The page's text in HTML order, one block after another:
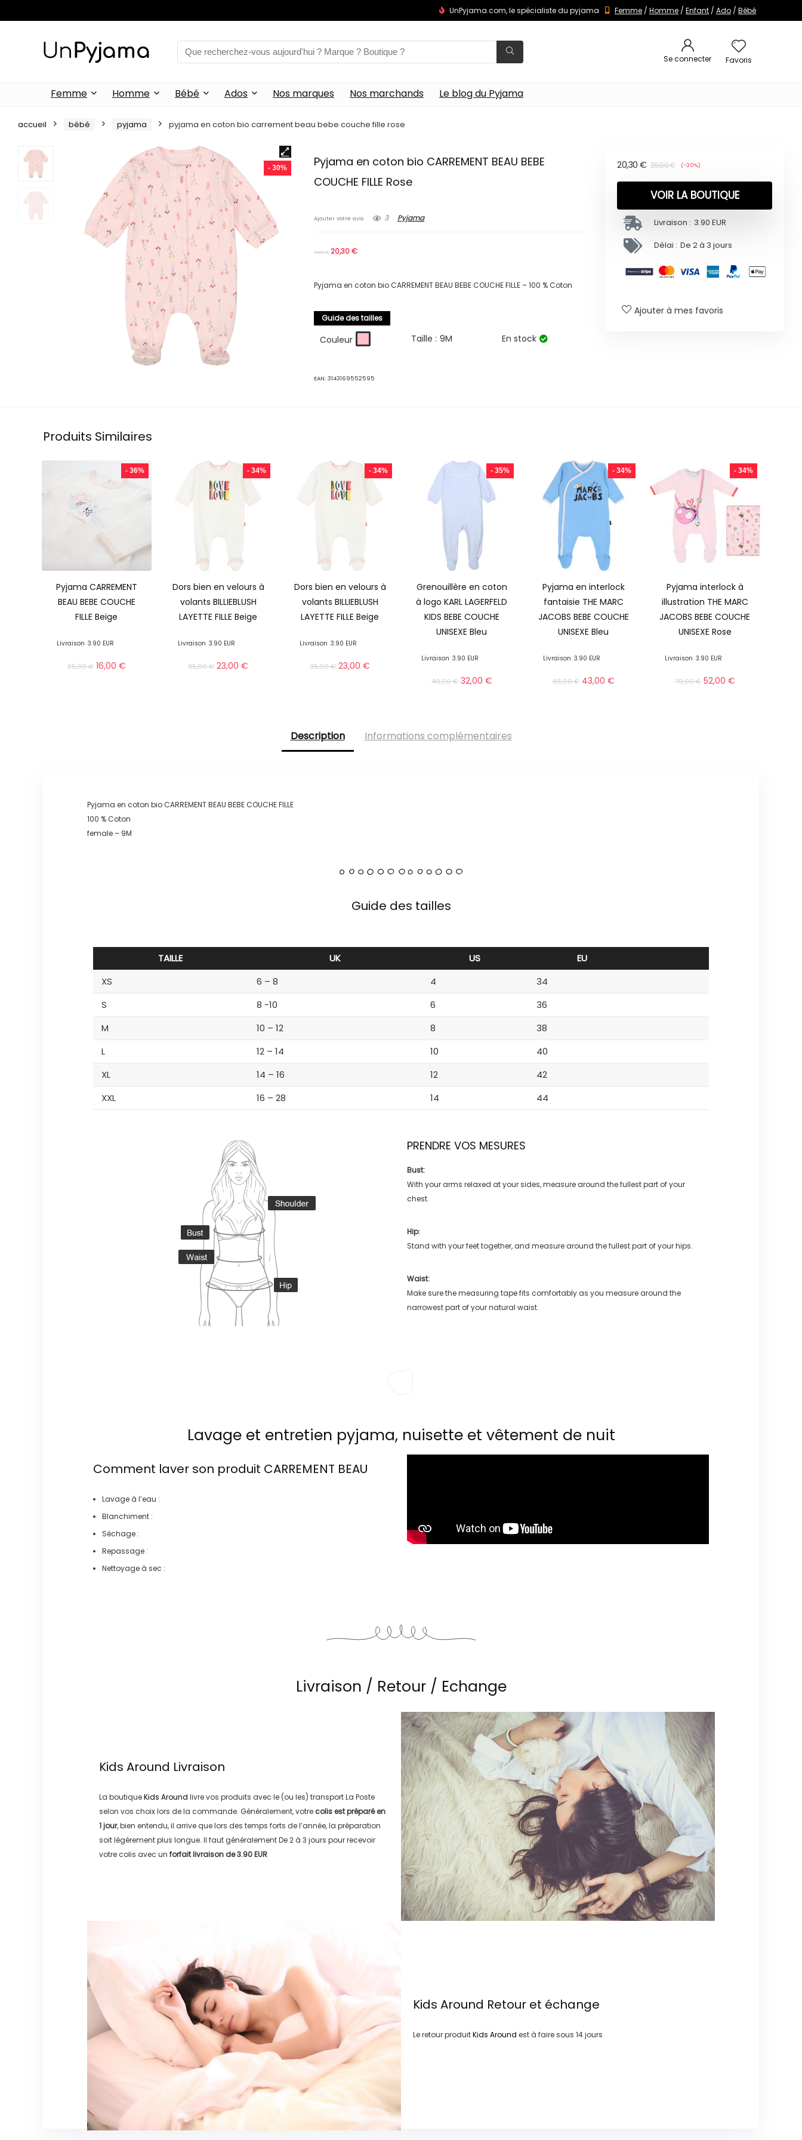
UnPyjama.com, le spécialiste du pyjama Femme / Homme / Enfant / Ado / Bébé
Se connecter Favoris
Femme Homme Bébé Ados Nos marques Nos marchands Le blog du Pyjama
accueil bébé pyjama pyjama en coton bio carrement beau bebe couche fille rose
- 30%
Pyjama en coton bio CARREMENT BEAU BEBE
COUCHE FILLE Rose
Ajouter votre avis 3 Pyjama
29,00€ 20,30€
Pyjama en coton bio CARREMENT BEAU BEBE COUCHE FILLE – 100 % Coton
Guide des tailles
Couleur Taille : 9M En stock
EAN:3143169552595
29,00€
20,30 € (-30%)
VOIR LA BOUTIQUE
Livraison : 3.90 EUR
Délai : De 2 à 3 jours
Ajouter à mes favoris
Produits Similaires
- 36%
Pyjama CARREMENT
BEAU BEBE COUCHE
FILLE Beige
Livraison 3.90 EUR
25,00€ 16,00 €
- 34%
Dors bien en velours à
volants BILLIEBLUSH
LAYETTE FILLE Beige
Livraison 3.90 EUR
35,00€ 23,00€
- 34%
Dors bien en velours à
volants BILLIEBLUSH
LAYETTE FILLE Beige
Livraison 3.90 EUR
35,00€ 23,00€
- 35%
Grenouillère en coton
à logo KARL LAGERFELD
KIDS BEBE COUCHE
UNISEXE Bleu
Livraison 3.90 EUR
49,00€ 32,00 €
- 34%
Pyjama en interlock
fantaisie THE MARC
JACOBS BEBE COUCHE
UNISEXE Bleu
Livraison 3.90 EUR
65,00€ 43,00 €
- 34%
Pyjama interlock à
illustration THE MARC
JACOBS BEBE COUCHE
UNISEXE Rose
Livraison 3.90 EUR
79,00€ 52,00 €
Description Informations complémentaires
Pyjama en coton bio CARREMENT BEAU BEBE COUCHE FILLE
100 % Coton
female – 9M
Guide des tailles
TAILLE UK US
EU
XS
6 – 8 4
34
S
8 -10 6
36
M
10 – 12 8
38
L
12 – 14 10
40
XL
14 – 16 12
42
XXL
16 – 28 14 44
PRENDRE VOS MESURES
Bust:
With your arms relaxed at your sides, measure around the fullest part of your
chest.
Hip:
Stand with your feet together, and measure around the fullest part of your hips.
Waist:
Make sure the measuring tape fits comfortably as you measure around the
narrowest part of your natural waist.
Lavage et entretien pyjama, nuisette et vêtement de nuit
Comment laver son produit CARREMENT BEAU
Lavage à l’eau :
Blanchiment :
Séchage :
Repassage :
Nettoyage à sec :
Livraison / Retour / Echange
Kids Around Livraison
La boutiqueKids Around livre vos produits avec le (ou les) transportLa Poste
selon vos choix lors de la commande. Généralement, votre colis est préparé en
1 jour, bien entendu, il arrive que lors des temps forts de l’année, la préparation
soit légérement plus longue. Il faut généralementDe 2 à 3 jours pour recevoir
votre colis avec un forfait livraison de3.90 EUR
Kids Around Retour et échange
Le retour produitKids Around est à faire sous 14 jours